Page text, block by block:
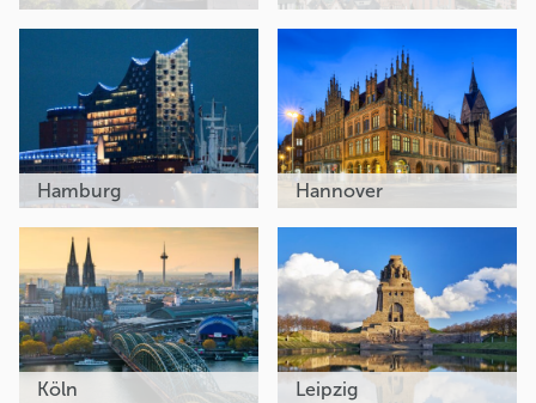
Hamburg Hannover
Köln Leipzig